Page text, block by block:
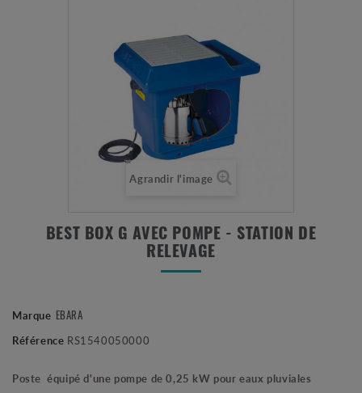
Agrandir l'image
BEST BOX G AVEC POMPE - STATION DE
RELEVAGE
Marque EBARA
Référence RS1540050000
Poste équipé d'une pompe de 0,25 kW pour eaux pluviales